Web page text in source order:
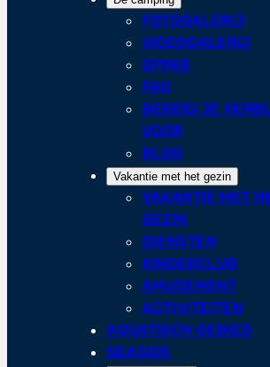
FOTOGALERIJ
VIDEOGALERIJ
OPINIE
FAQ
BEREID JE
VOOR
BLOG
Vakantie met het gezin
VAKANTIE MET
GEZIN
DIENSTEN
KINDERCLUB
AMUSEMENT
ACTIVITEITEN
AQUATISCH GEBIED
SEASIDE